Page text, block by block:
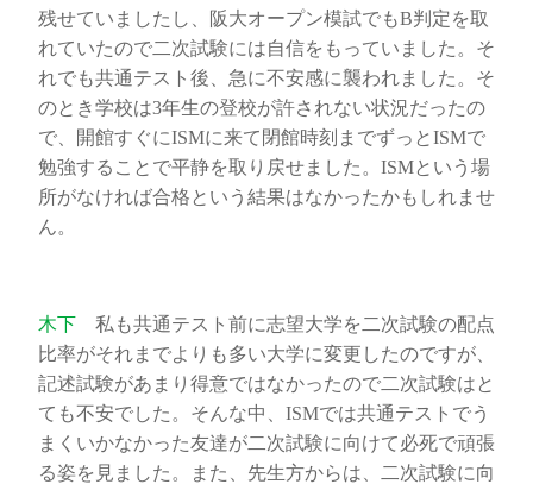
残せていましたし、阪大オープン模試でもB判定を取
れていたので二次試験には自信をもっていました。そ
れでも共通テスト後、急に不安感に襲われました。そ
のとき学校は3年生の登校が許されない状況だったの
で、開館すぐにISMに来て閉館時刻までずっとISMで
勉強することで平静を取り戻せました。ISMという場
所がなければ合格という結果はなかったかもしれませ
ん。
木下
私も共通テスト前に志望大学を二次試験の配点
比率がそれまでよりも多い大学に変更したのですが、
記述試験があまり得意ではなかったので二次試験はと
ても不安でした。そんな中、ISMでは共通テストでう
まくいかなかった友達が二次試験に向けて必死で頑張
る姿を見ました。また、先生方からは、二次試験に向